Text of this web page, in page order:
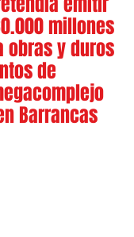
millones
obras y duros
de
Barrancas